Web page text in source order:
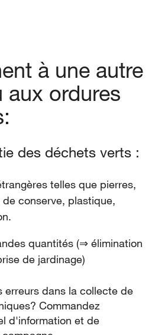
à une autre
aux ordures
des déchets verts :
telles que pierres,
conserve, plastique,
quantités (⇒ élimination
de jardinage)
erreurs dans la collecte de
Commandez
d'information et de